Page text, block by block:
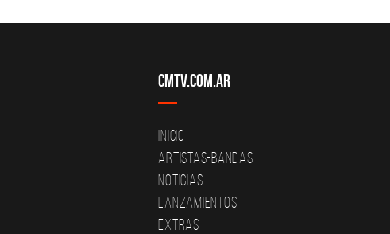
CMTV.com.ar
Inicio
Artistas-Bandas
Noticias
Lanzamientos
Extras